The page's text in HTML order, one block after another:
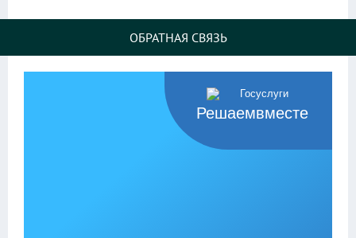
ОБРАТНАЯ СВЯЗЬ
Решаемвместе